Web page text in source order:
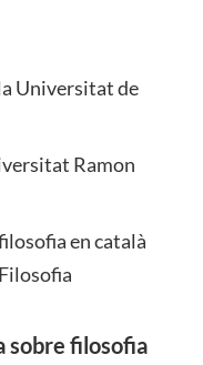
Universitat de
Ramon
en català
sobre filosofia